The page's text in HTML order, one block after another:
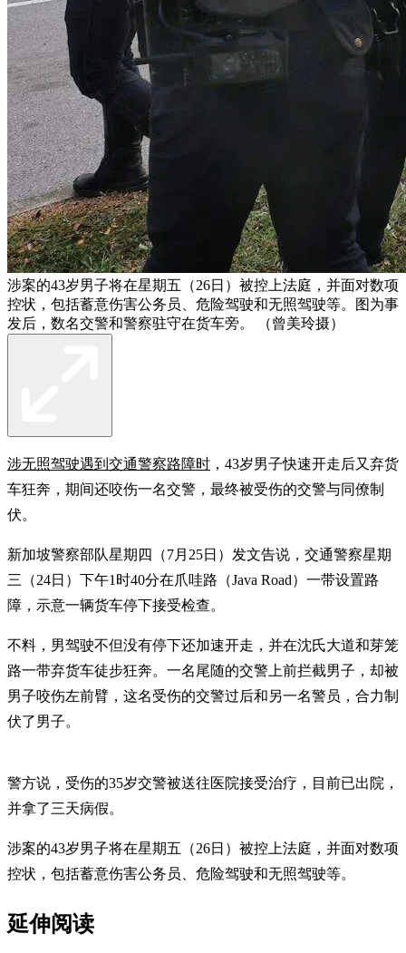
涉案的43岁男子将在星期五（26日）被控上法庭，并面对数项
控状，包括蓄意伤害公务员、危险驾驶和无照驾驶等。图为事
发后，数名交警和警察驻守在货车旁。 （曾美玲摄）
涉无照驾驶遇到交通警察路障时 ，43岁男子快速开走后又弃货
车狂奔，期间还咬伤一名交警，最终被受伤的交警与同僚制
伏。
新加坡警察部队星期四（7月25日）发文告说，交通警察星期
三（24日）下午1时40分在爪哇路（Java Road）一带设置路
障，示意一辆货车停下接受检查。
不料，男驾驶不但没有停下还加速开走，并在沈氏大道和芽笼
路一带弃货车徒步狂奔。一名尾随的交警上前拦截男子，却被
男子咬伤左前臂，这名受伤的交警过后和另一名警员，合力制
伏了男子。
警方说，受伤的35岁交警被送往医院接受治疗，目前已出院，
并拿了三天病假。
涉案的43岁男子将在星期五（26日）被控上法庭，并面对数项
控状，包括蓄意伤害公务员、危险驾驶和无照驾驶等。
延伸阅读